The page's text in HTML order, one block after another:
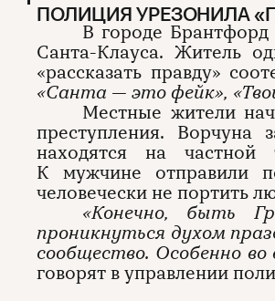
ПОЛИЦИЯ УРЕЗОНИЛА
В городе
Санта-Клауса. Житель
«рассказать правду»
«Санта — это фейк»,
Местные жители
преступления.
находятся на частной
К мужчине отправили
человечески не портить
«Конечно, быть
проникнуться духом
сообщество. Особенно
говорят в управлении